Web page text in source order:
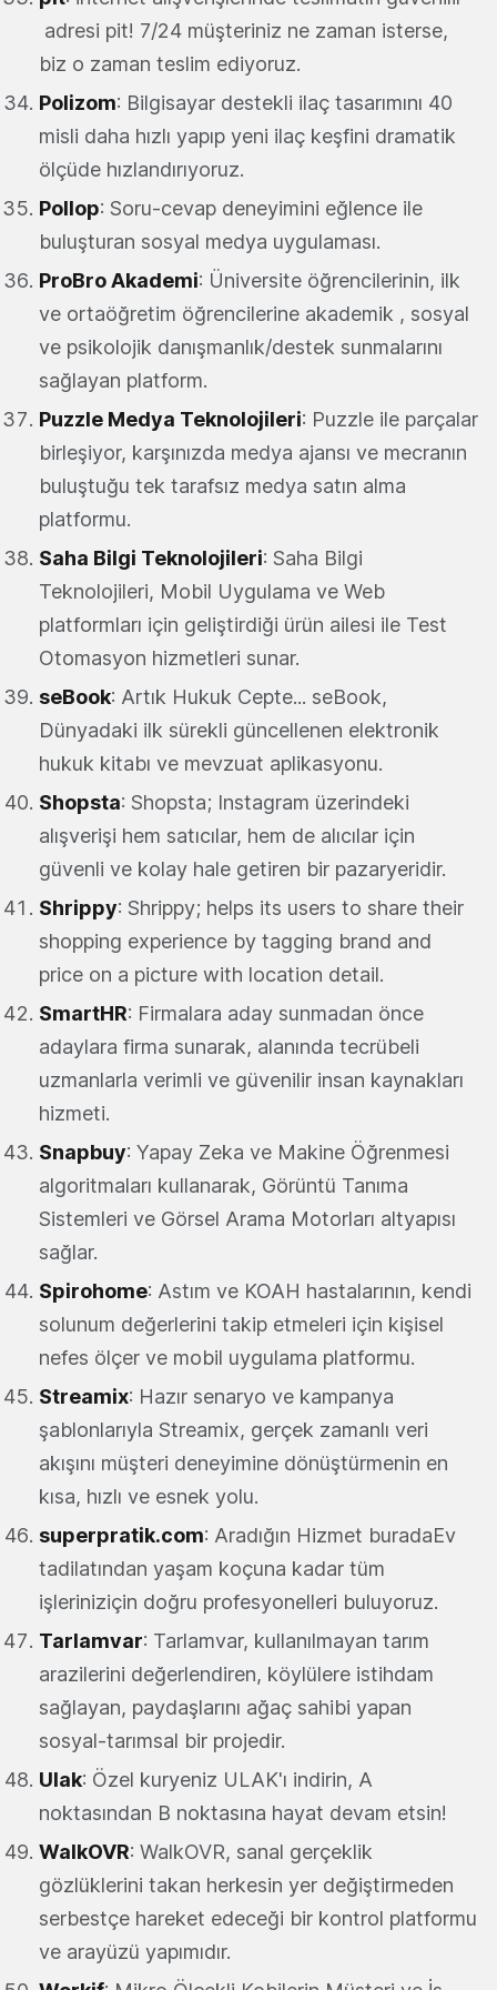
adresi pit! 7/24 müşteriniz ne zaman isterse,
biz o zaman teslim ediyoruz.
Polizom: Bilgisayar destekli ilaç tasarımını 40
misli daha hızlı yapıp yeni ilaç keşfini dramatik
ölçüde hızlandırıyoruz.
Pollop: Soru-cevap deneyimini eğlence ile
buluşturan sosyal medya uygulaması.
ProBro Akademi: Üniversite öğrencilerinin, ilk
ve ortaöğretim öğrencilerine akademik , sosyal
ve psikolojik danışmanlık/destek sunmalarını
sağlayan platform.
Puzzle Medya Teknolojileri: Puzzle ile parçalar
birleşiyor, karşınızda medya ajansı ve mecranın
buluştuğu tek tarafsız medya satın alma
platformu.
Saha Bilgi Teknolojileri: Saha Bilgi
Teknolojileri, Mobil Uygulama ve Web
platformları için geliştirdiği ürün ailesi ile Test
Otomasyon hizmetleri sunar.
seBook: Artık Hukuk Cepte... seBook,
Dünyadaki ilk sürekli güncellenen elektronik
hukuk kitabı ve mevzuat aplikasyonu.
Shopsta: Shopsta; Instagram üzerindeki
alışverişi hem satıcılar, hem de alıcılar için
güvenli ve kolay hale getiren bir pazaryeridir.
Shrippy: Shrippy; helps its users to share their
shopping experience by tagging brand and
price on a picture with location detail.
SmartHR: Firmalara aday sunmadan önce
adaylara firma sunarak, alanında tecrübeli
uzmanlarla verimli ve güvenilir insan kaynakları
hizmeti.
Snapbuy: Yapay Zeka ve Makine Öğrenmesi
algoritmaları kullanarak, Görüntü Tanıma
Sistemleri ve Görsel Arama Motorları altyapısı
sağlar.
Spirohome: Astım ve KOAH hastalarının, kendi
solunum değerlerini takip etmeleri için kişisel
nefes ölçer ve mobil uygulama platformu.
Streamix: Hazır senaryo ve kampanya
şablonlarıyla Streamix, gerçek zamanlı veri
akışını müşteri deneyimine dönüştürmenin en
kısa, hızlı ve esnek yolu.
superpratik.com: Aradığın Hizmet buradaEv
tadilatından yaşam koçuna kadar tüm
işleriniziçin doğru profesyonelleri buluyoruz.
Tarlamvar: Tarlamvar, kullanılmayan tarım
arazilerini değerlendiren, köylülere istihdam
sağlayan, paydaşlarını ağaç sahibi yapan
sosyal-tarımsal bir projedir.
Ulak: Özel kuryeniz ULAK'ı indirin, A
noktasından B noktasına hayat devam etsin!
WalkOVR: WalkOVR, sanal gerçeklik
gözlüklerini takan herkesin yer değiştirmeden
serbestçe hareket edeceği bir kontrol platformu
ve arayüzü yapımıdır.